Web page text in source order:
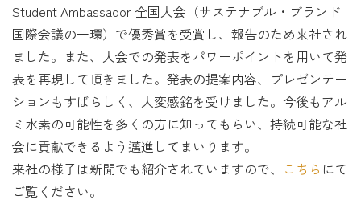
Student Ambassador 全国大会（サステナブル・ブランド
国際会議の一環）で優秀賞を受賞し、報告のため来社され
ました。また、大会での発表をパワーポイントを用いて発
表を再現して頂きました。発表の提案内容、プレゼンテー
ションもすばらしく、大変感銘を受けました。今後もアル
ミ水素の可能性を多くの方に知ってもらい、持続可能な社
会に貢献できるよう邁進してまいります。
来社の様子は新聞でも紹介されていますので、
こちら にて
ご覧ください。